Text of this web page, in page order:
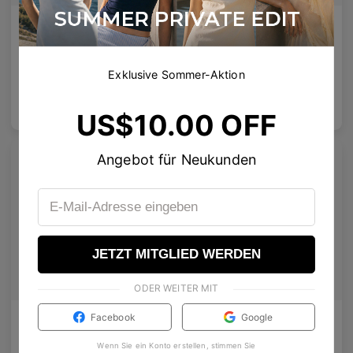
AETHER LINE / S01
Skulpturaler Titanrahmen bietet ultraleichte Präzision.
Warenkorb
Emblematic A 02
Spezialverstärkte Gläser
Warenkorb
Exklusive Sommer-Aktion
US$10.00 OFF
Angebot für Neukunden
JETZT MITGLIED WERDEN
ODER WEITER MIT
Facebook Google
Wenn Sie ein Konto erstellen, stimmen Sie